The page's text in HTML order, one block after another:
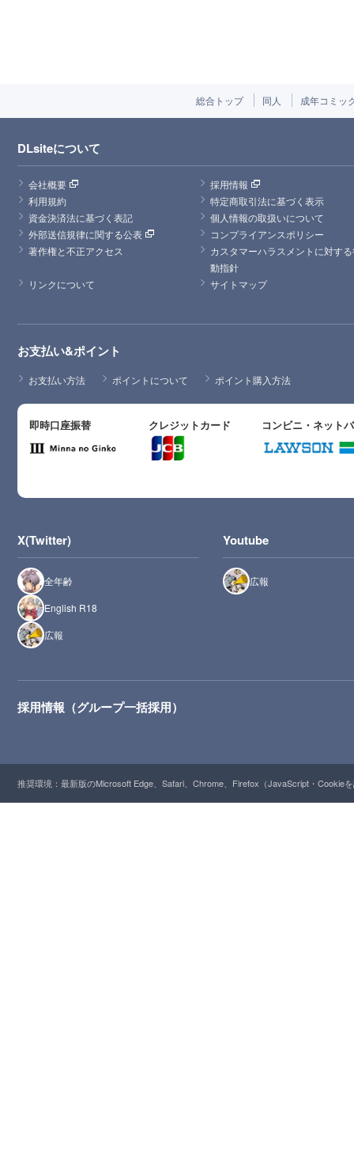
総合トップ 同人 成年コミッ
DLsiteについて
会社概要
採用情報
利用規約
特定商取引法に基づく表示
資金決済法に基づく表記
個人情報の取扱いについて
外部送信規律に関する公表
コンプライアンスポリシー
著作権と不正アクセス
カスタマーハラスメントに対す
動指針
リンクについて
サイトマップ
お支払い&ポイント
お支払い方法 ポイントについて ポイント購入方法
即時口座振替 クレジットカード コンビニ・ネット
X(Twitter)
全年齢
English R18
広報
Youtube
広報
採用情報（グループ一括採用）
推奨環境：最新版のMicrosoft Edge、Safari、Chrome、Firefox（JavaScript・Cookie